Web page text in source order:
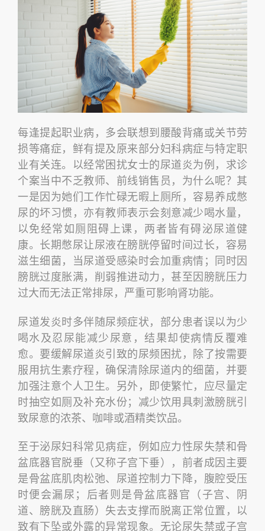
每逢提起职业病，多会联想到腰酸背痛或关节劳
损等痛症，鲜有提及原来部分妇科病症与特定职
业有关连。以经常困扰女士的尿道炎为例，求诊
个案当中不乏教师、前线销售员，为什么呢？其
一是因为她们工作忙碌无暇上厕所，容易养成憋
尿的坏习惯，亦有教师表示会刻意减少喝水量，
以免经常如厕阻碍上课，两者皆有碍泌尿道健
康。长期憋尿让尿液在膀胱停留时间过长，容易
滋生细菌，当尿道受感染时会加重病情；同时因
膀胱过度胀满，削弱推进动力，甚至因膀胱压力
过大而无法正常排尿，严重可影响肾功能。
尿道发炎时多伴随尿频症状，部分患者误以为少
喝水及忍尿能减少尿意，结果却使病情反覆难
愈。要缓解尿道炎引致的尿频困扰，除了按需要
服用抗生素疗程，确保清除尿道内的细菌，并要
加强注意个人卫生。另外，即使繁忙，应尽量定
时抽空如厕及补充水份；减少饮用具刺激膀胱引
致尿意的浓茶、咖啡或酒精类饮品。
至于泌尿妇科常见病症，例如应力性尿失禁和骨
盆底器官脱垂（又称子宫下垂），前者成因主要
是骨盆底肌肉松弛、尿道控制力下降，腹腔受压
时便会漏尿；后者则是骨盆底器官（子宫、阴
道、膀胱及直肠）失去支撑而脱离正常位置，以
致有下坠或外露的异常现象。无论尿失禁或子宫